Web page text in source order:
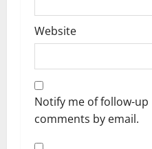
Website
Notify me of follow-up
comments by email.